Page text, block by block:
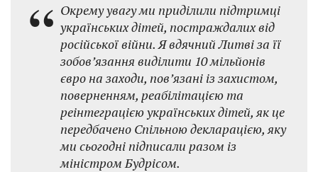
Окрему увагу ми приділили підтримці
українських дітей, постраждалих від
російської війни. Я вдячний Литві за її
зобов’язання виділити 10 мільйонів
євро на заходи, пов’язані із захистом,
поверненням, реабілітацією та
реінтеграцією українських дітей, як це
передбачено Спільною декларацією, яку
ми сьогодні підписали разом із
міністром Будрісом.